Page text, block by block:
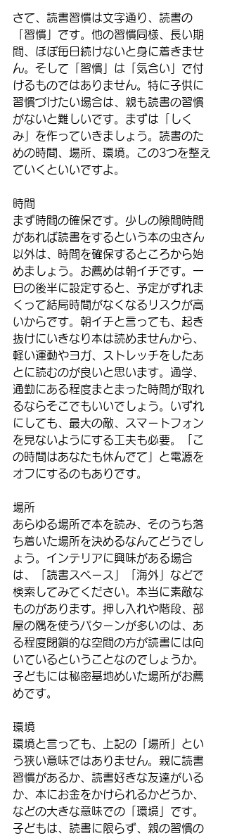
さて、読書習慣は文字通り、読書の
「習慣」です。他の習慣同様、長い期
間、ほぼ毎日続けないと身に着きませ
ん。そして「習慣」は「気合い」で付
けるものではありません。特に子供に
習慣づけたい場合は、親も読書の習慣
がないと難しいです。まずは「しく
み」を作っていきましょう。読書のた
めの時間、場所、環境。この3つを整え
ていくといいですよ。
時間
まず時間の確保です。少しの隙間時間
があれば読書をするという本の虫さん
以外は、時間を確保するところから始
めましょう。お薦めは朝イチです。一
日の後半に設定すると、予定がずれま
くって結局時間がなくなるリスクが高
いからです。朝イチと言っても、起き
抜けにいきなり本は読めませんから、
軽い運動やヨガ、ストレッチをしたあ
とに読むのが良いと思います。通学、
通勤にある程度まとまった時間が取れ
るならそこでもいいでしょう。いずれ
にしても、最大の敵、スマートフォン
を見ないようにする工夫も必要。「こ
の時間はあなたも休んでて」と電源を
オフにするのもありです。
場所
あらゆる場所で本を読み、そのうち落
ち着いた場所を決めるなんてどうでし
ょう。インテリアに興味がある場合
は、「読書スペース」「海外」などで
検索してみてください。本当に素敵な
ものがあります。押し入れや階段、部
屋の隅を使うパターンが多いのは、あ
る程度閉鎖的な空間の方が読書には向
いているということなのでしょうか。
子どもには秘密基地めいた場所がお薦
めです。
環境
環境と言っても、上記の「場所」とい
う狭い意味ではありません。親に読書
習慣があるか、読書好きな友達がいる
か、本にお金をかけられるかどうか、
などの大きな意味での「環境」です。
子どもは、読書に限らず、親の習慣の